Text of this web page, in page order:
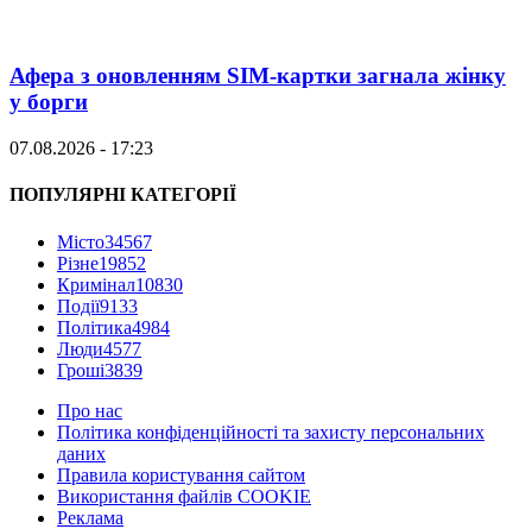
Афера з оновленням SIM-картки загнала жінку
у борги
07.08.2026 - 17:23
ПОПУЛЯРНІ КАТЕГОРІЇ
Місто34567
Різне19852
Кримінал10830
Події9133
Політика4984
Люди4577
Гроші3839
Про нас
Політика конфіденційності та захисту персональних
даних
Правила користування сайтом
Використання файлів COOKIE
Реклама